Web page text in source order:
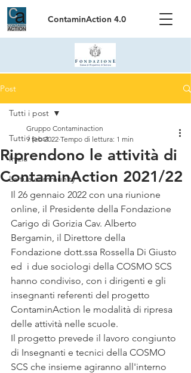
ContaminAction 4.0
Post
Tutti i post
Inizia
La tua community
Tutti i post
Riprendono le attività di
ContaminAction 2021/22
Gruppo Contaminaction
9 feb 2022 Tempo di lettura: 1 min
Il 26 gennaio 2022 con una riunione
online, il Presidente della Fondazione
Carigo di Gorizia Cav. Alberto
Bergamin, il Direttore della
Fondazione dott.ssa Rossella Di Giusto
ed  i due sociologi della COSMO SCS
hanno condiviso, con i dirigenti e gli
insegnanti referenti del progetto
ContaminAction le modalità di ripresa
delle attività nelle scuole.
Il progetto prevede il lavoro congiunto
di Insegnanti e tecnici della COSMO
SCS che insieme agiranno all'interno